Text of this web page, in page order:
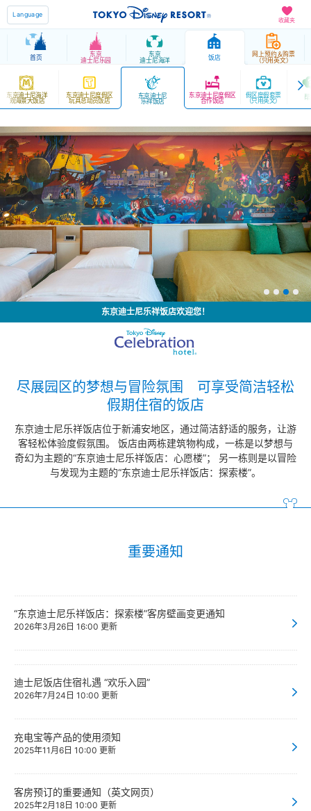
收藏夹
Language
首页 东京
迪士尼乐园
东京
迪士尼海洋 饭店 网上预约＆购票
（只用英文）
东京迪士尼海洋
观海景大饭店
东京迪士尼度假区
玩具总动员饭店
东京迪士尼
乐祥饭店
东京迪士尼度假区
合作饭店
假区度假套票
（只用英文） 帮
东京迪士尼乐祥饭店欢迎您！
尽展园区的梦想与冒险氛围 可享受简洁轻松
假期住宿的饭店
东京迪士尼乐祥饭店位于新浦安地区，通过简洁舒适的服务，让游
客轻松体验度假氛围。 饭店由两栋建筑物构成，一栋是以梦想与
奇幻为主题的“东京迪士尼乐祥饭店：心愿楼”；
另一栋则是以冒险
与发现为主题的“东京迪士尼乐祥饭店：探索楼”。
重要通知
“东京迪士尼乐祥饭店：探索楼”客房壁画变更通知
2026年3月26日 16:00 更新
迪士尼饭店住宿礼遇 “欢乐入园”
2026年7月24日 10:00 更新
充电宝等产品的使用须知
2025年11月6日 10:00 更新
客房预订的重要通知（英文网页）
2025年2月18日 10:00 更新